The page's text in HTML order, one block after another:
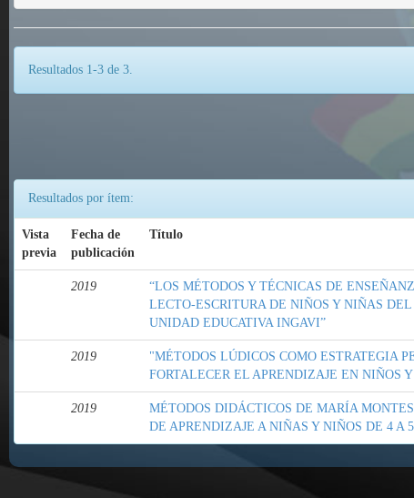
Resultados 1-3 de 3.
Resultados por ítem:
Vista
previa
Fecha de
publicación
Título
2019
“LOS MÉTODOS Y TÉCNICAS DE
LECTO-ESCRITURA DE NIÑOS Y NIÑAS
UNIDAD EDUCATIVA INGAVI”
2019
"MÉTODOS LÚDICOS COMO ESTRATEGIA
FORTALECER EL APRENDIZAJE EN NIÑOS
2019
MÉTODOS DIDÁCTICOS DE MARÍA
DE APRENDIZAJE A NIÑAS Y NIÑOS DE 4 A